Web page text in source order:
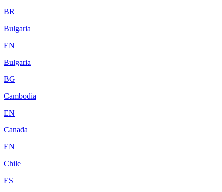
BR
Bulgaria
EN
Bulgaria
BG
Cambodia
EN
Canada
EN
Chile
ES